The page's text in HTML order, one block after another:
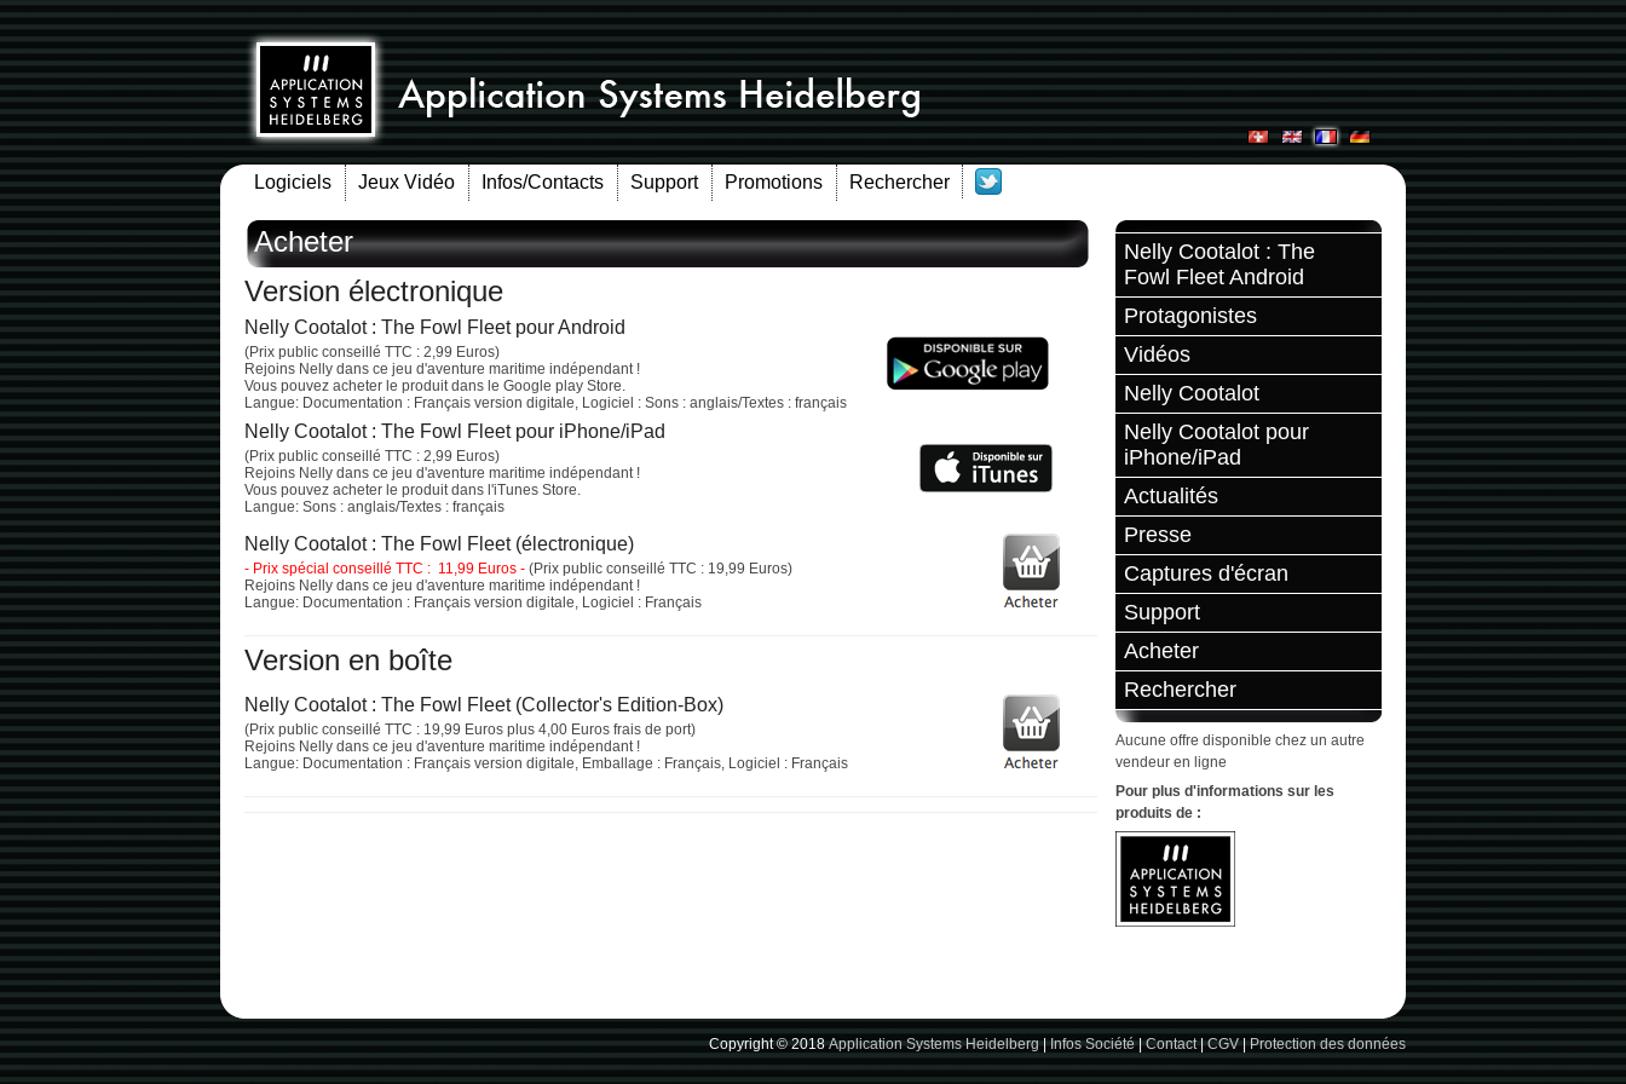
Logiciels Jeux Vidéo Infos/Contacts Support Promotions Rechercher
Nelly Cootalot : The
Fowl Fleet Android
Protagonistes
Vidéos
Nelly Cootalot
Nelly Cootalot pour
iPhone/iPad
Actualités
Presse
Captures d'écran
Support
Acheter
Rechercher
Aucune offre disponible chez un autre
vendeur en ligne
Pour plus d'informations sur les
produits de :
Acheter
Version électronique
Nelly Cootalot : The Fowl Fleet pour Android
(Prix public conseillé TTC : 2,99 Euros)
Rejoins Nelly dans ce jeu d'aventure maritime indépendant !
Vous pouvez acheter le produit dans le Google play Store.
Langue: Documentation : Français version digitale, Logiciel : Sons : anglais/Textes : français
Nelly Cootalot : The Fowl Fleet pour iPhone/iPad
(Prix public conseillé TTC : 2,99 Euros)
Rejoins Nelly dans ce jeu d'aventure maritime indépendant !
Vous pouvez acheter le produit dans l'iTunes Store.
Langue: Sons : anglais/Textes : français
Nelly Cootalot : The Fowl Fleet (électronique)
- Prix spécial conseillé TTC : 11,99 Euros - (Prix public conseillé TTC : 19,99 Euros)
Rejoins Nelly dans ce jeu d'aventure maritime indépendant !
Langue: Documentation : Français version digitale, Logiciel : Français
Version en boîte
Nelly Cootalot : The Fowl Fleet (Collector's Edition-Box)
(Prix public conseillé TTC : 19,99 Euros plus 4,00 Euros frais de port)
Rejoins Nelly dans ce jeu d'aventure maritime indépendant !
Langue: Documentation : Français version digitale, Emballage : Français, Logiciel : Français
Copyright © 2018Application Systems Heidelberg|Infos Société|Contact|CGV|Protection des données